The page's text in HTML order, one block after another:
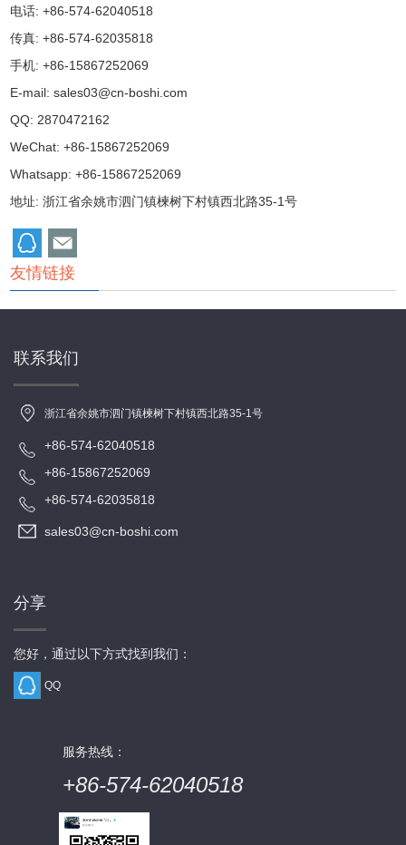
电话: +86-574-62040518
传真: +86-574-62035818
手机: +86-15867252069
E-mail:sales03@cn-boshi.com
QQ: 2870472162
WeChat: +86-15867252069
Whatsapp: +86-15867252069
地址: 浙江省余姚市泗门镇楝树下村镇西北路35-1号
友情链接
联系我们
浙江省余姚市泗门镇楝树下村镇西北路35-1号
+86-574-62040518
+86-15867252069
+86-574-62035818
sales03@cn-boshi.com
分享
您好，通过以下方式找到我们：
QQ
服务热线：
+86-574-62040518